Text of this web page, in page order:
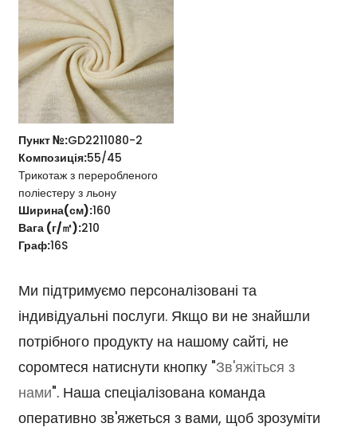
Пункт №:GD2211080-2
Композиція:55/45
Трикотаж з переробленого
поліестеру з льону
Ширина(см):160
Вага (г/㎡):210
Граф:16S
Ми підтримуємо персоналізовані та
індивідуальні послуги. Якщо ви не знайшли
потрібного продукту на нашому сайті, не
соромтеся натиснути кнопку "Зв'яжіться з
нами". Наша спеціалізована команда
оперативно зв'яжеться з вами, щоб зрозуміти